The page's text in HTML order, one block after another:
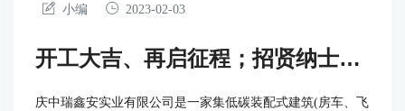
小编 2023-02-03
开工大吉、再启征程；招贤纳士、
聚力出发
庆中瑞鑫安实业有限公司是一家集低碳装配式建筑(房车、飞